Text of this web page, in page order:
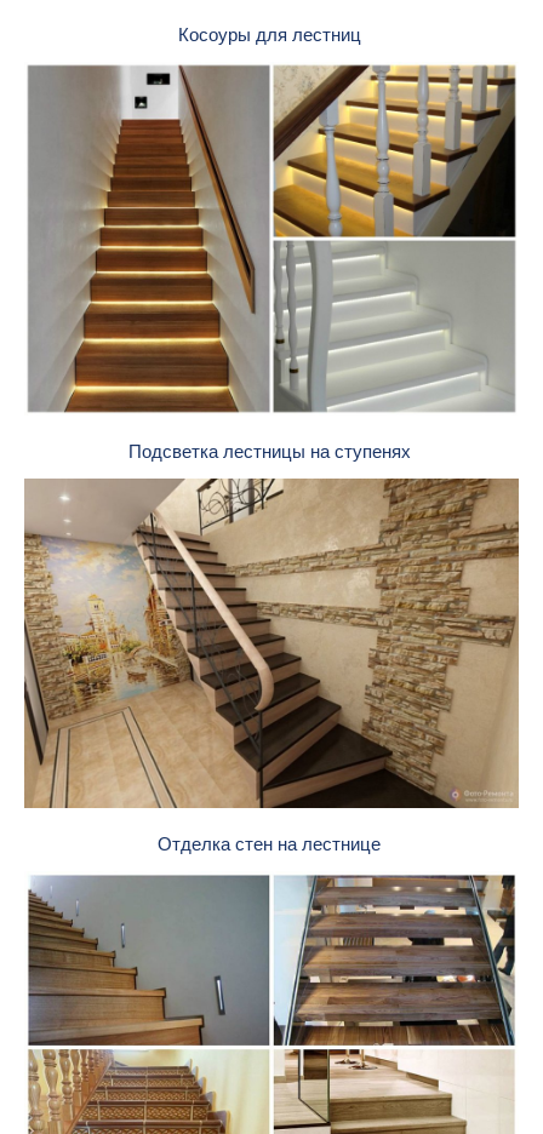
Косоуры для лестниц
Подсветка лестницы на ступенях
Отделка стен на лестнице